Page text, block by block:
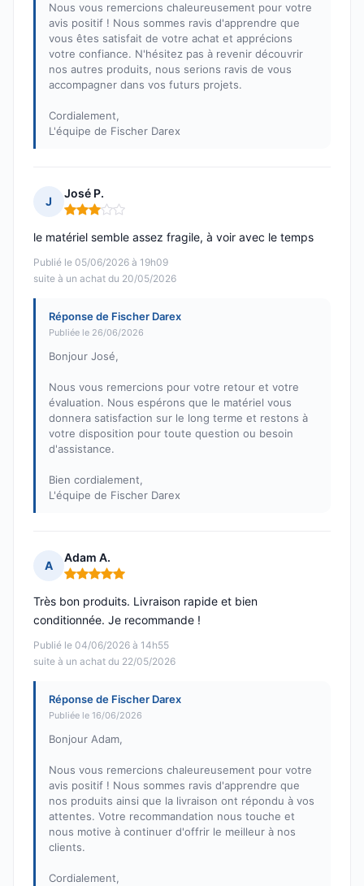
Nous vous remercions chaleureusement pour votre
avis positif ! Nous sommes ravis d'apprendre que
vous êtes satisfait de votre achat et apprécions
votre confiance. N'hésitez pas à revenir découvrir
nos autres produits, nous serions ravis de vous
accompagner dans vos futurs projets.
Cordialement,
L'équipe de Fischer Darex
J
José P.
Note : 3 sur 5
Publié le 05/06/2026 à 19h09
suite à un achat du 20/05/2026
le matériel semble assez fragile, à voir avec le temps
Réponse de Fischer Darex
Publiée le 26/06/2026
Bonjour José,
Nous vous remercions pour votre retour et votre
évaluation. Nous espérons que le matériel vous
donnera satisfaction sur le long terme et restons à
votre disposition pour toute question ou besoin
d'assistance.
Bien cordialement,
L'équipe de Fischer Darex
A
Adam A.
Note : 5 sur 5
Publié le 04/06/2026 à 14h55
suite à un achat du 22/05/2026
Très bon produits. Livraison rapide et bien
conditionnée. Je recommande !
Réponse de Fischer Darex
Publiée le 16/06/2026
Bonjour Adam,
Nous vous remercions chaleureusement pour votre
avis positif ! Nous sommes ravis d'apprendre que
nos produits ainsi que la livraison ont répondu à vos
attentes. Votre recommandation nous touche et
nous motive à continuer d'offrir le meilleur à nos
clients.
Cordialement,